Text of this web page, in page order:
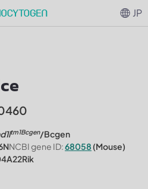
tm1Bcgen/Bcgen
NCBI gene ID:68058 (Mouse)
JP